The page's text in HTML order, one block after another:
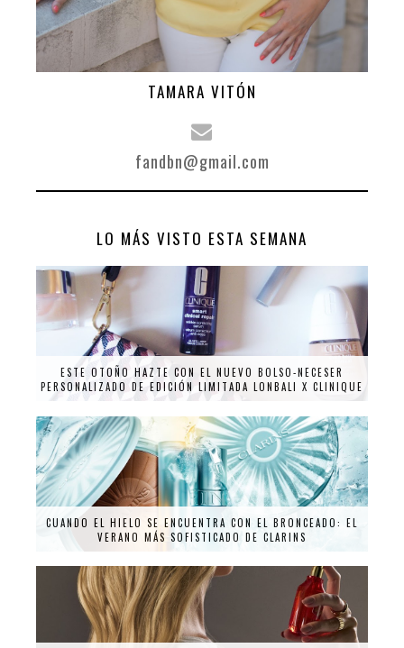
TAMARA VITÓN
fandbn@gmail.com
LO MÁS VISTO ESTA SEMANA
ESTE OTOÑO HAZTE CON EL NUEVO BOLSO-NECESER
PERSONALIZADO DE EDICIÓN LIMITADA LONBALI X CLINIQUE
CUANDO EL HIELO SE ENCUENTRA CON EL BRONCEADO: EL
VERANO MÁS SOFISTICADO DE CLARINS